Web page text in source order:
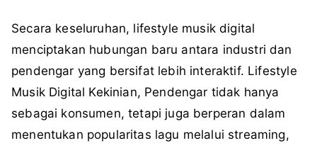
Secara keseluruhan, lifestyle musik digital
menciptakan hubungan baru antara industri dan
pendengar yang bersifat lebih interaktif. Lifestyle
Musik Digital Kekinian, Pendengar tidak hanya
sebagai konsumen, tetapi juga berperan dalam
menentukan popularitas lagu melalui streaming,